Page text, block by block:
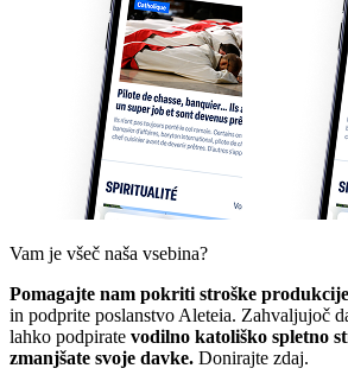
Vam je všeč naša vsebina?
Pomagajte nam pokriti stroške produkcije
in podprite poslanstvo Aleteia. Zahvaljujoč
lahko podpirate vodilno katoliško spletno
zmanjšate svoje davke. Donirajte zdaj.